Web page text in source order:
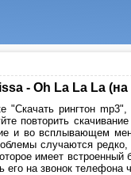
- Oh La La La (на
рингтон
повторить
и во всплывающем
случаются
имеет
на звонок телефона